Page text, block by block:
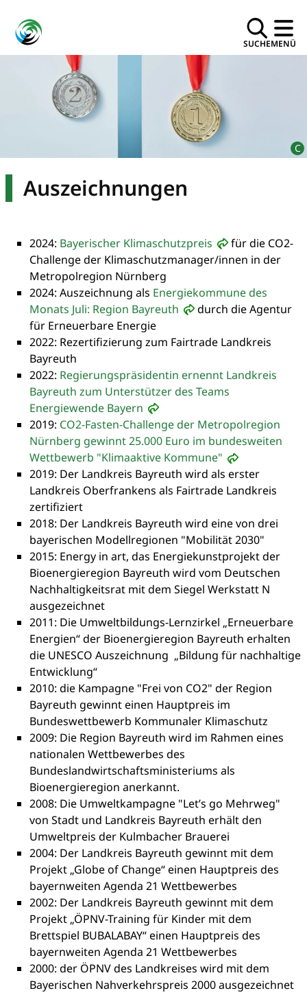
SUCHEMENÜ
Auszeichnungen
2024: Bayerischer Klimaschutzpreis
für die CO2-
Challenge der Klimaschutzmanager/innen in der
Metropolregion Nürnberg
2024: Auszeichnung als Energiekommune des
Monats Juli: Region Bayreuth
durch die Agentur
für Erneuerbare Energie
2022: Rezertifizierung zum Fairtrade Landkreis
Bayreuth
2022: Regierungspräsidentin ernennt Landkreis
Bayreuth zum Unterstützer des Teams
Energiewende Bayern
2019: CO2-Fasten-Challenge der Metropolregion
Nürnberg gewinnt 25.000 Euro im bundesweiten
Wettbewerb "Klimaaktive Kommune"
2019: Der Landkreis Bayreuth wird als erster
Landkreis Oberfrankens als Fairtrade Landkreis
zertifiziert
2018: Der Landkreis Bayreuth wird eine von drei
bayerischen Modellregionen "Mobilität 2030"
2015: Energy in art, das Energiekunstprojekt der
Bioenergieregion Bayreuth wird vom Deutschen
Nachhaltigkeitsrat mit dem Siegel Werkstatt N
ausgezeichnet
2011: Die Umweltbildungs-Lernzirkel „Erneuerbare
Energien“ der Bioenergieregion Bayreuth erhalten
die UNESCO Auszeichnung „Bildung für nachhaltige
Entwicklung“
2010: die Kampagne "Frei von CO2" der Region
Bayreuth gewinnt einen Hauptpreis im
Bundeswettbewerb Kommunaler Klimaschutz
2009: Die Region Bayreuth wird im Rahmen eines
nationalen Wettbewerbes des
Bundeslandwirtschaftsministeriums als
Bioenergieregion anerkannt.
2008: Die Umweltkampagne "Let’s go Mehrweg"
von Stadt und Landkreis Bayreuth erhält den
Umweltpreis der Kulmbacher Brauerei
2004: Der Landkreis Bayreuth gewinnt mit dem
Projekt „Globe of Change“ einen Hauptpreis des
bayernweiten Agenda 21 Wettbewerbes
2002: Der Landkreis Bayreuth gewinnt mit dem
Projekt „ÖPNV-Training für Kinder mit dem
Brettspiel BUBALABAY“ einen Hauptpreis des
bayernweiten Agenda 21 Wettbewerbes
2000: der ÖPNV des Landkreises wird mit dem
Bayerischen Nahverkehrspreis 2000 ausgezeichnet